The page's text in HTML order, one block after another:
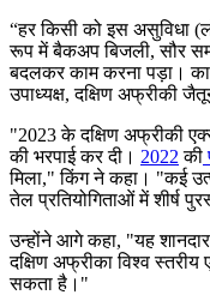
हर किसी को इस असुविधा
रूप में बैकअप बिजली, सौर
बदलकर काम करना पड़ा।
उपाध्यक्ष, दक्षिण अफ्रीकी
"2023 के दक्षिण अफ्रीकी
की भरपाई कर दी। 2022 की
मिला," किंग ने कहा। "कई
तेल प्रतियोगिताओं में शीर्ष
उन्होंने आगे कहा, "यह
दक्षिण अफ्रीका विश्व
सकता है।"